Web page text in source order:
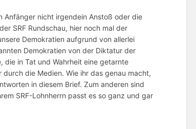
nicht irgendein Anstoß oder die
SRF Rundschau, hier noch mal der
Demokratien aufgrund von allerlei
Demokratien von der Diktatur der
die in Tat und Wahrheit eine getarnte
die Medien. Wie ihr das genau macht,
in diesem Brief. Zum anderen sind
SRF-Lohnherrn passt es so ganz und gar